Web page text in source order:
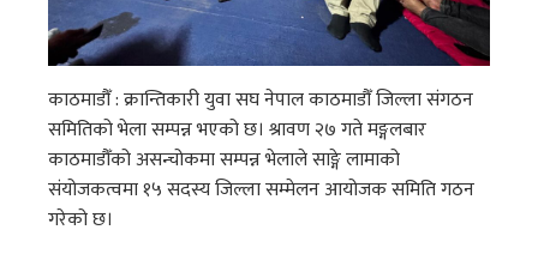
काठमाडौँ : क्रान्तिकारी युवा सघ नेपाल काठमाडौँ जिल्ला संगठन
समितिको भेला सम्पन्न भएको छ। श्रावण २७ गते मङ्गलबार
काठमाडौँको असन्चोकमा सम्पन्न भेलाले साङ्गे लामाको
संयोजकत्वमा १५ सदस्य जिल्ला सम्मेलन आयोजक समिति गठन
गरेको छ।